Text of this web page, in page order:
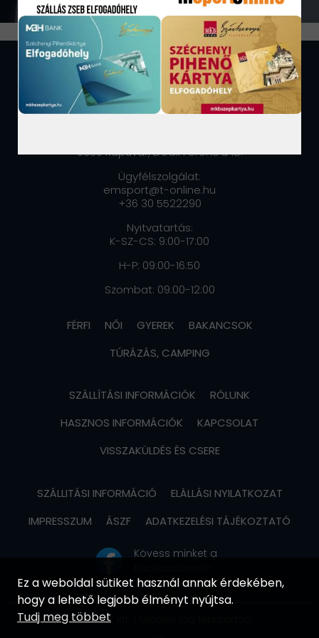
ELÉRHETŐSÉGEK:
9330 Kapuvár, Deák Ferenc u 18.
Ügyfélszolgálat:
emsport@t-online.hu
+36 30 5522290
Nyitvatartás:
K-SZ-CS: 9:00-17:00
H-P: 09:00-16:50
Szombat: 09:00-12:00
FÉRFI NŐI GYEREK
BAKANCSOK
TÚRÁZÁS, CAMPING
SZÁLLÍTÁSI INFORMÁCIÓK
RÓLUNK
HASZNOS INFORMÁCIÓK
KAPCSOLAT
VISSZAKÜLDÉS ÉS CSERE
SZÁLLITÁSI INFORMÁCIÓ
ELÁLLÁSI NYILATKOZAT
IMPRESSZUM
ÁSZF ADATKEZELÉSI TÁJÉKOZTATÓ
Kövess minket a
© MOVIRE Kft. | Minden jog fenntartva!
Ez a weboldal sütiket használ annak érdekében,
hogy a lehető legjobb élményt nyújtsa.
Tudj meg többet